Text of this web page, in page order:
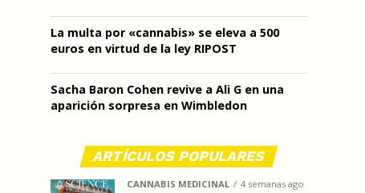
La multa por «cannabis» se eleva a 500
euros en virtud de la ley RIPOST
Sacha Baron Cohen revive a Ali G en una
aparición sorpresa en Wimbledon
ARTÍCULOS POPULARES
CANNABIS MEDICINAL 4 semanas ago